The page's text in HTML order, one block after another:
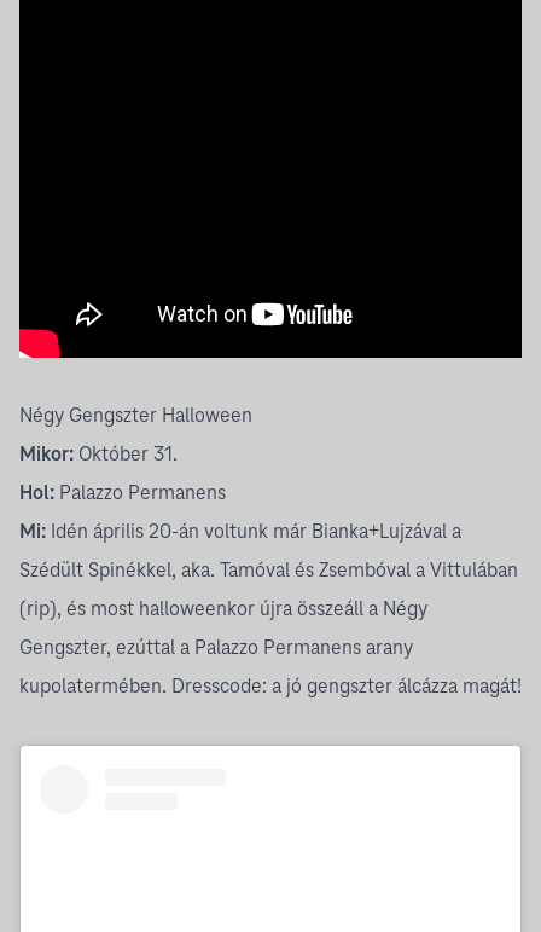
Négy Gengszter Halloween
Mikor: Október 31.
Hol: Palazzo Permanens
Mi: Idén április 20-án voltunk már Bianka+Lujzával a
Szédült Spinékkel, aka. Tamóval és Zsembóval a Vittulában
(rip), és most halloweenkor újra összeáll a Négy
Gengszter, ezúttal a Palazzo Permanens arany
kupolatermében. Dresscode: a jó gengszter álcázza magát!